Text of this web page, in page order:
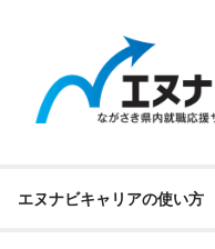
エヌナビキャリアの使い方